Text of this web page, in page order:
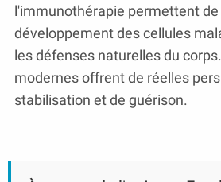
l'immunothérapie permettent de
développement des cellules
les défenses naturelles du
modernes offrent de réelles
stabilisation et de guérison.